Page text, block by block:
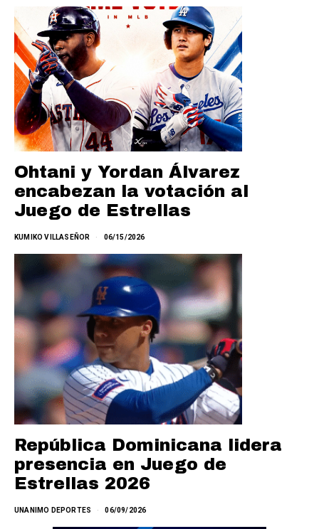
Ohtani y Yordan Álvarez
encabezan la votación al
Juego de Estrellas
KUMIKO VILLASEÑOR 06/15/2026
República Dominicana lidera
presencia en Juego de
Estrellas 2026
UNANIMO DEPORTES 06/09/2026